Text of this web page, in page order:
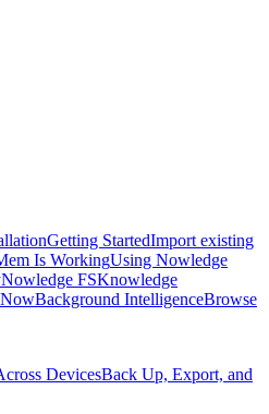
Getting StartedImport existing
Is WorkingUsing Nowledge
Nowledge FSKnowledge
Background IntelligenceBrowse
DevicesBack Up, Export, and